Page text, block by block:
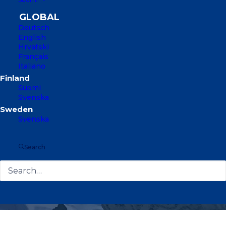
Deutsch
English
Hrvatski
Français
Italiano
Suomi
Svenska
Svenska
Search